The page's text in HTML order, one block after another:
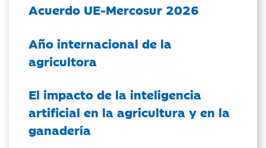
Acuerdo UE-Mercosur 2026
Año internacional de la
agricultora
El impacto de la inteligencia
artificial en la agricultura y en la
ganadería